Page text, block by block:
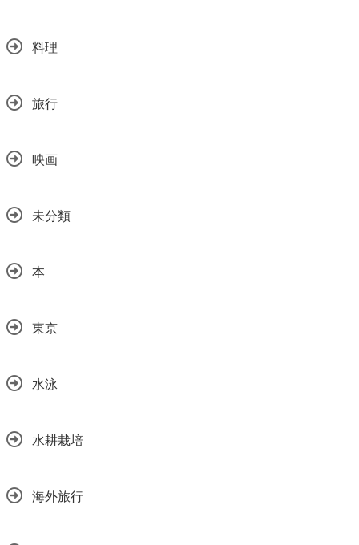
料理
旅行
映画
未分類
本
東京
水泳
水耕栽培
海外旅行